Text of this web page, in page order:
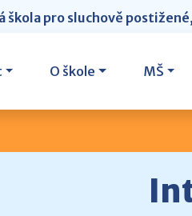
pro sluchově
O škole MŠ